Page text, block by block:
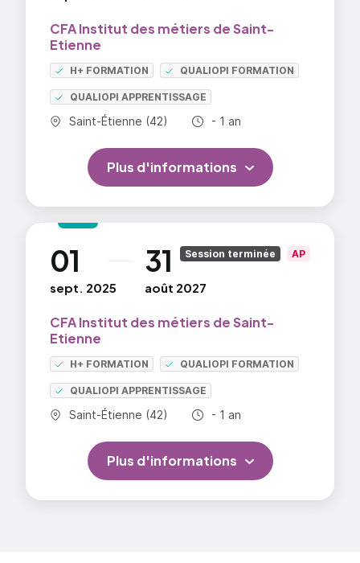
CFA Institut des métiers de Saint-
Etienne
H+ FORMATION QUALIOPI FORMATION
QUALIOPI APPRENTISSAGE
Commune :
Saint-Étienne (42) Durée totale :
- 1 an
Plus d'informations
01
sept. 2025
au 31
août 2027
CFA Institut des métiers de Saint-
Etienne
H+ FORMATION QUALIOPI FORMATION
QUALIOPI APPRENTISSAGE
Commune :
Saint-Étienne (42) Durée totale :
- 1 an
Session terminée AP
Plus d'informations